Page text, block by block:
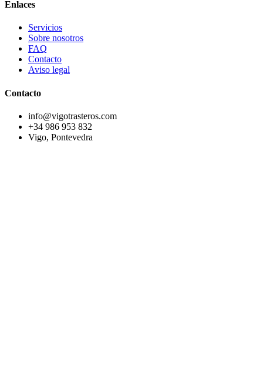
Enlaces
Servicios
Sobre nosotros
FAQ
Contacto
Aviso legal
Contacto
info@vigotrasteros.com
+34 986 953 832
Vigo, Pontevedra